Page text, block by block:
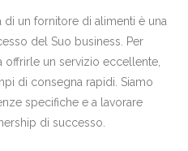
un fornitore di alimenti è una
del Suo business. Per
un servizio eccellente,
di consegna rapidi. Siamo
specifiche e a lavorare
di successo.